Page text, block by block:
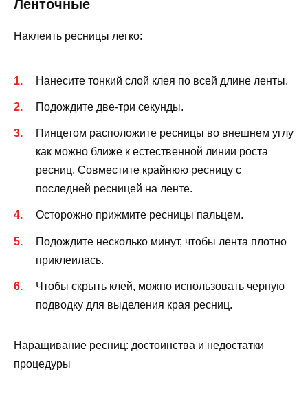
Ленточные
Наклеить ресницы легко:
Нанесите тонкий слой клея по всей длине ленты.
Подождите две-три секунды.
Пинцетом расположите ресницы во внешнем углу
как можно ближе к естественной линии роста
ресниц. Совместите крайнюю ресницу с
последней ресницей на ленте.
Осторожно прижмите ресницы пальцем.
Подождите несколько минут, чтобы лента плотно
приклеилась.
Чтобы скрыть клей, можно использовать черную
подводку для выделения края ресниц.
Наращивание ресниц: достоинства и недостатки
процедуры